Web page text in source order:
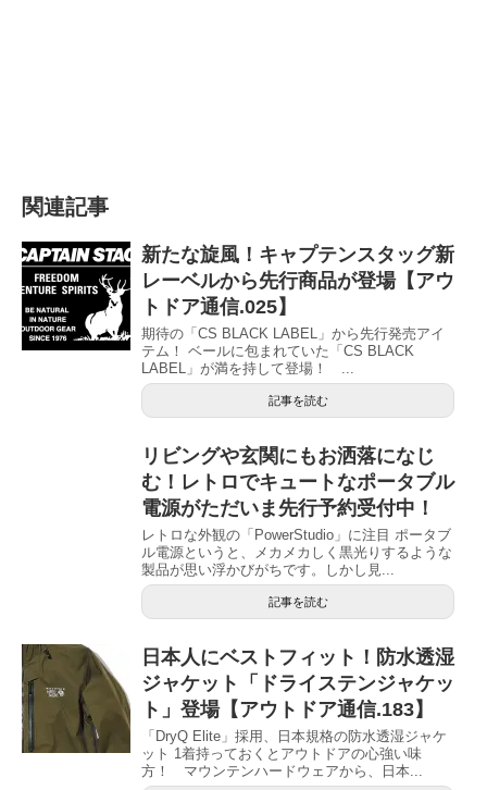
関連記事
新たな旋風！キャプテンスタッグ新
レーベルから先行商品が登場【アウ
トドア通信.025】
期待の「CS BLACK LABEL」から先行発売アイ
テム！ ベールに包まれていた「CS BLACK
LABEL」が満を持して登場！ ...
記事を読む
リビングや玄関にもお洒落になじ
む！レトロでキュートなポータブル
電源がただいま先行予約受付中！
レトロな外観の「PowerStudio」に注目 ポータブ
ル電源というと、メカメカしく黒光りするような
製品が思い浮かびがちです。しかし見...
記事を読む
日本人にベストフィット！防水透湿
ジャケット「ドライステンジャケッ
ト」登場【アウトドア通信.183】
「DryQ Elite」採用、日本規格の防水透湿ジャケ
ット 1着持っておくとアウトドアの心強い味
方！ マウンテンハードウェアから、日本...